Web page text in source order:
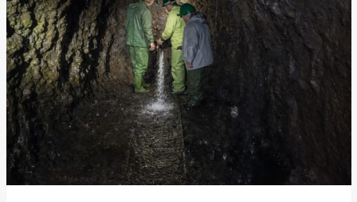
La
Palma
dudan
de
la
gestión
del
riesgo
volcánico
en